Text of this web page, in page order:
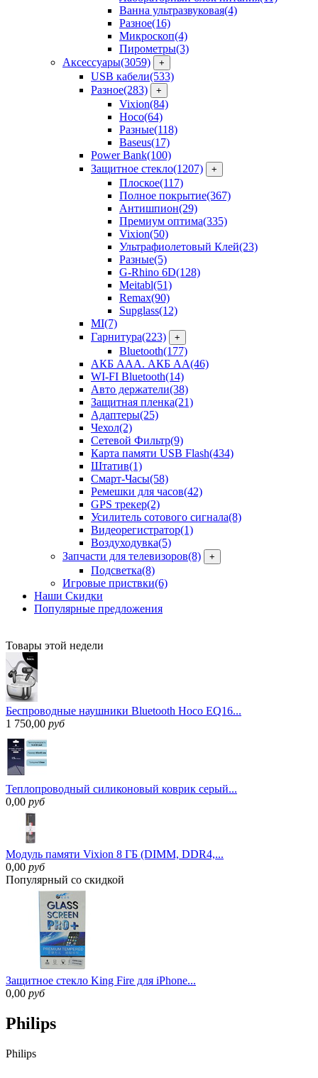
Ванна ультразвуковая(4)
Разное(16)
Микроскоп(4)
Пирометры(3)
Аксессуары(3059) +
USB кабели(533)
Разное(283) +
Vixion(84)
Hoco(64)
Разные(118)
Baseus(17)
Power Bank(100)
Защитное стекло(1207) +
Плоское(117)
Полное покрытие(367)
Антишпион(29)
Премиум оптима(335)
Vixion(50)
Ультрафиолетовый Клей(23)
Разные(5)
G-Rhino 6D(128)
Meitabl(51)
Remax(90)
Supglass(12)
MI(7)
Гарнитура(223) +
Bluetooth(177)
АКБ ААА. АКБ АА(46)
WI-FI Bluetooth(14)
Авто держатели(38)
Защитная пленка(21)
Адаптеры(25)
Чехол(2)
Сетевой Фильтр(9)
Карта памяти USB Flash(434)
Штатив(1)
Смарт-Часы(58)
Ремешки для часов(42)
GPS трекер(2)
Усилитель сотового сигнала(8)
Видеорегистратор(1)
Воздуходувка(5)
Запчасти для телевизоров(8) +
Подсветка(8)
Игровые приствки(6)
Наши Скидки
Популярные предложения
Товары этой недели
Беспроводные наушники Bluetooth Hoco EQ16...
1 750,00 руб
Теплопроводный силиконовый коврик серый...
0,00 руб
Модуль памяти Vixion 8 ГБ (DIMM, DDR4,...
0,00 руб
Популярный со скидкой
Защитное стекло King Fire для iPhone...
0,00 руб
Philips
Philips